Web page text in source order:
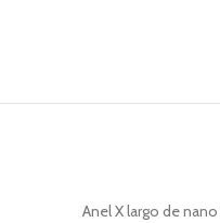
Anel X largo de